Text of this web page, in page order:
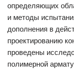
определяющих
и методы
дополнения в
проектированию
проведены
полимерной